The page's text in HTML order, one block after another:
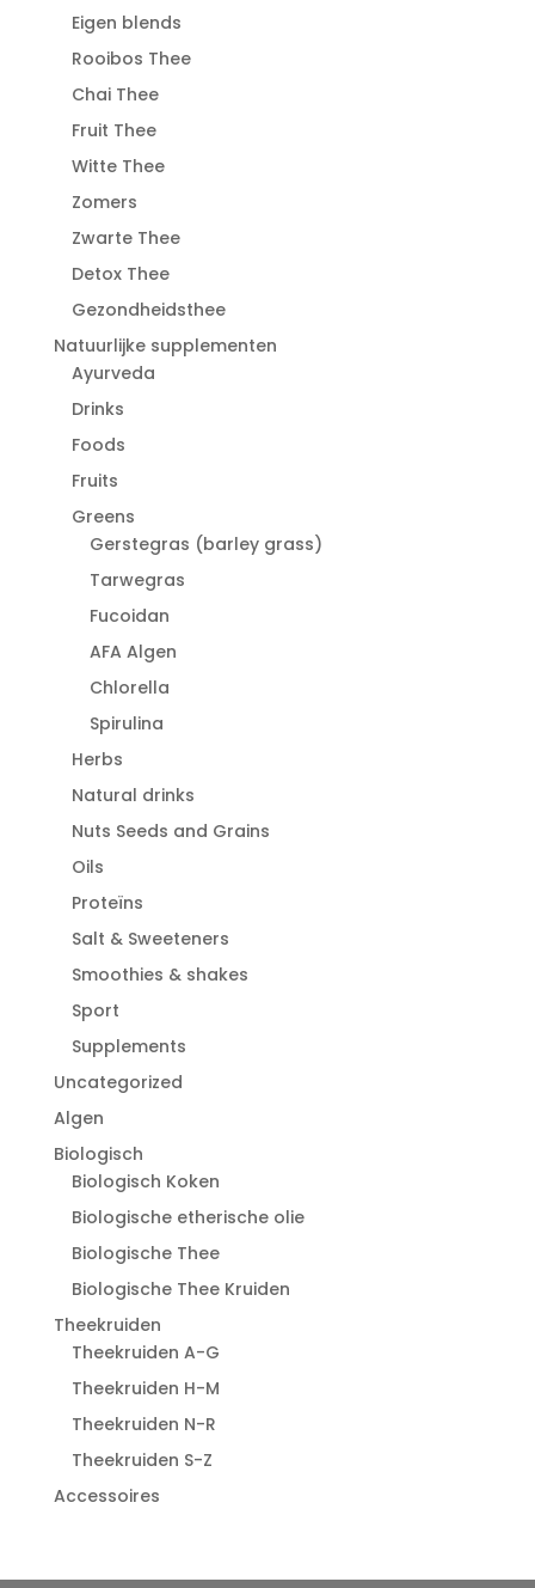
Eigen blends
Rooibos Thee
Chai Thee
Fruit Thee
Witte Thee
Zomers
Zwarte Thee
Detox Thee
Gezondheidsthee
Natuurlijke supplementen
Ayurveda
Drinks
Foods
Fruits
Greens
Gerstegras (barley grass)
Tarwegras
Fucoidan
AFA Algen
Chlorella
Spirulina
Herbs
Natural drinks
Nuts Seeds and Grains
Oils
Proteïns
Salt & Sweeteners
Smoothies & shakes
Sport
Supplements
Uncategorized
Algen
Biologisch
Biologisch Koken
Biologische etherische olie
Biologische Thee
Biologische Thee Kruiden
Theekruiden
Theekruiden A-G
Theekruiden H-M
Theekruiden N-R
Theekruiden S-Z
Accessoires